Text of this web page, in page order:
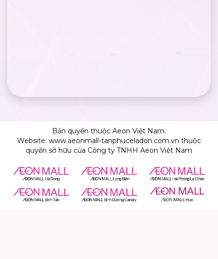
Bản quyền thuộc Aeon Việt Nam.
Website: www.aeonmall-tanphuceladon.com.vn thuộc
quyền sở hữu của Công ty TNHH Aeon Việt Nam